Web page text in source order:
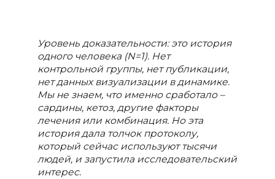
Уровень доказательности: это история
одного человека (N=1). Нет
контрольной группы, нет публикации,
нет данных визуализации в динамике.
Мы не знаем, что именно сработало –
сардины, кетоз, другие факторы
лечения или комбинация. Но эта
история дала толчок протоколу,
который сейчас используют тысячи
людей, и запустила исследовательский
интерес.